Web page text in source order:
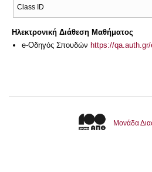
Class ID
Ηλεκτρονική Διάθεση Μαθήματος
e-Οδηγός Σπουδών https://
Μονάδα